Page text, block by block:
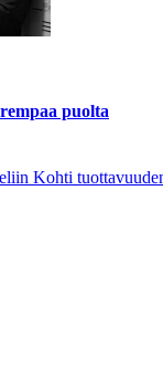
puolta
Kohti